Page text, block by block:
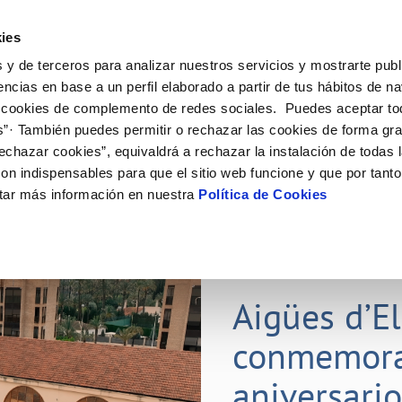
y de terceros para analizar nuestros servicios y mostrarte
en base a un perfil elaborado a partir de tus hábitos de
de complemento de redes sociales. Puedes aceptar
También puedes permitir o rechazar las cookies de forma
cookies”, equivaldrá a rechazar la instalación de todas
indispensables para que el sitio web funcione y que por
más información en nuestra Política de Cookies
de titular
de suministro
MODIFICACIÓN DE DATOS
Actualizar datos bancarios
Actualizar datos de
VER TODAS LAS GESTIONES
Tu Servicio
AL CLIENTE
contacto
y afectaciones
e impresos
COMPROMISO DE SERVICIO
Carta de compromisos
Customer Counsel (Defensa del
Tu Agua
del agua
consumidor
CUIDADOS DEL AGUA
Consejos de ahorro
Depósitos comunitarios
Conócenos
DE GESTIÓN Y CERTIFICADOS
MEDIDAS ANTIFRAUDE
PERFIL DEL CONTRATANTE
Plataforma de contratación del
público
Portal del proveedor
Aigües